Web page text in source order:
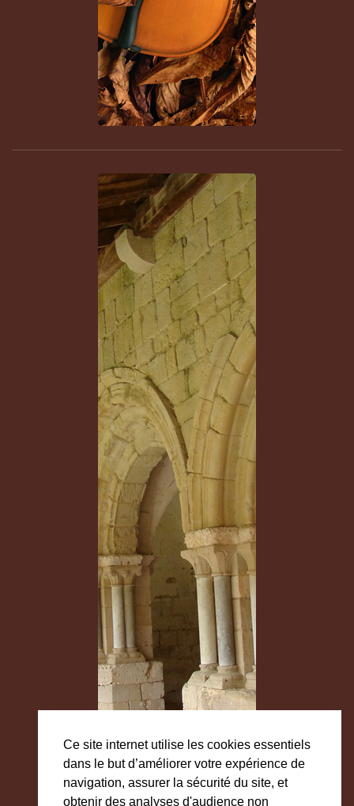
Ce site internet utilise les cookies essentiels
dans le but d’améliorer votre expérience de
navigation, assurer la sécurité du site, et
obtenir des analyses d'audience non